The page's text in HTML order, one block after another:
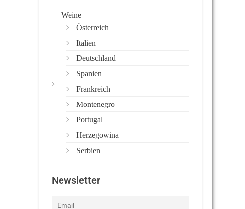
Weine
Österreich
Italien
Deutschland
Spanien
Frankreich
Montenegro
Portugal
Herzegowina
Serbien
Newsletter